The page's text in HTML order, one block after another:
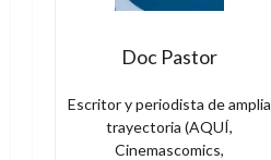
Doc Pastor
Escritor y periodista de amplia
trayectoria (AQUÍ,
Cinemascomics,